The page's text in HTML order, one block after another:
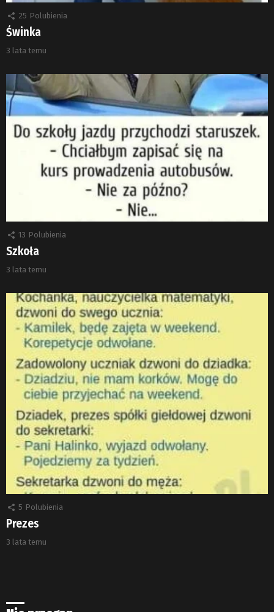
25 Polubienia
Świnka
3 lata temu
13 Polubienia
Szkoła
3 lata temu
5 Polubienia
Prezes
3 lata temu